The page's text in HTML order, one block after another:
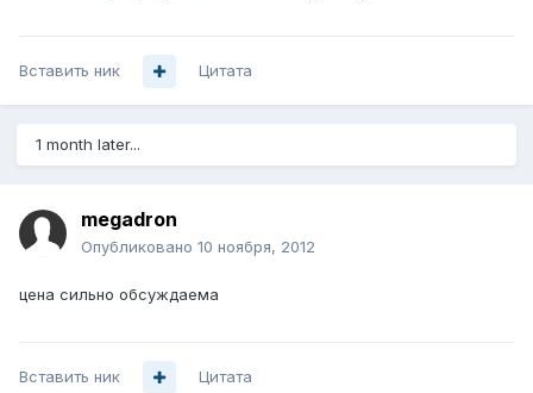
Вставить ник Цитата
1 month later...
megadron
Опубликовано 10 ноября, 2012
цена сильно обсуждаема
Вставить ник Цитата